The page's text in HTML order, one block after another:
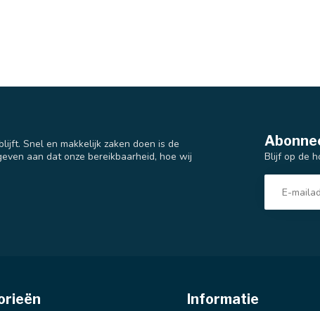
Snel en makkelijk zaken doen is de
aan dat onze bereikbaarheid, hoe wij
Blijf op de
Informatie